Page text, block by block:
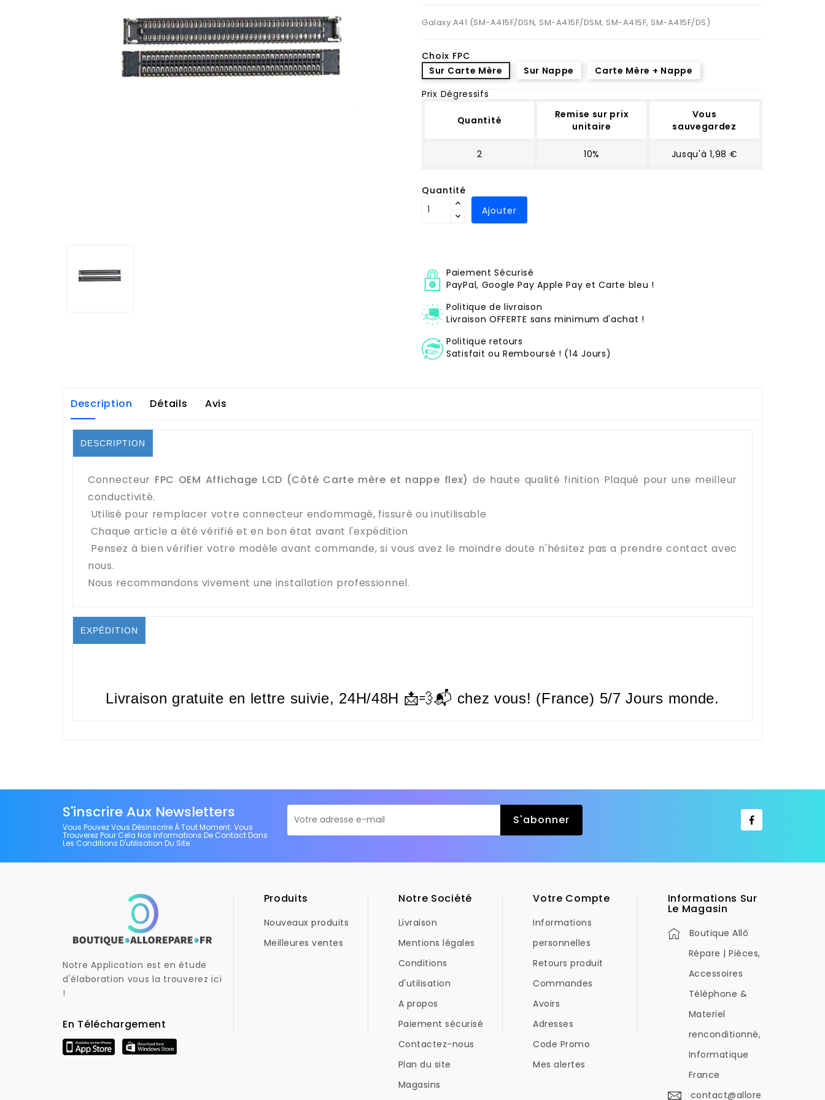
Galaxy A41 (SM-A415F/DSN, SM-A415F/DSM, SM-A415F, SM-A415F/DS)
Choix FPC
Sur Carte Mère
Sur Nappe
Carte Mère + Nappe
Prix Dégressifs
Quantité
Remise sur prix
unitaire
Vous
sauvegardez
2 10% Jusqu'à 1,98 €
Quantité
Ajouter
Paiement Sécurisé
PayPal, Google Pay Apple Pay et Carte bleu !
Politique de livraison
Livraison OFFERTE sans minimum d'achat !
Politique retours
Satisfait ou Remboursé ! (14 Jours)
Description Détails Avis
DESCRIPTION
Connecteur FPC OEM Affichage LCD (Côté Carte mère et nappe flex) de haute qualité finition Plaqué pour une meilleur
conductivité.
Utilisé pour remplacer votre connecteur endommagé, fissuré ou inutilisable
Chaque article a été vérifié et en bon état avant l'expédition
Pensez à bien vérifier votre modèle avant commande, si vous avez le moindre doute n'hésitez pas a prendre contact avec
nous.
Nous recommandons vivement une installation professionnel.
EXPÉDITION
Livraison gratuite en lettre suivie, 24H/48H 📩💨📬 chez vous! (France) 5/7 Jours monde.
S'inscrire Aux Newsletters
Vous Pouvez Vous Désinscrire À Tout Moment. Vous
Trouverez Pour Cela Nos Informations De Contact Dans
Les Conditions D'utilisation Du Site.
Notre Application est en étude
d'élaboration vous la trouverez ici
!
En Téléchargement
Produits
Nouveaux produits
Meilleures ventes
Notre Société
Livraison
Mentions légales
Conditions
d'utilisation
A propos
Paiement sécurisé
Contactez-nous
Plan du site
Magasins
Votre Compte
Informations
personnelles
Retours produit
Commandes
Avoirs
Adresses
Code Promo
Mes alertes
Informations Sur
Le Magasin
Boutique Allô
Répare | Pièces,
Accessoires
Téléphone &
Materiel
renconditionné,
Informatique
France
contact@allore